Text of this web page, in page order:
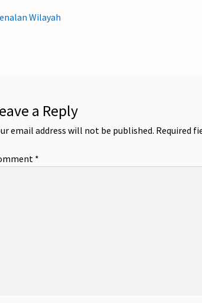
Wilayah
a Reply
email address will not be published. Required
*